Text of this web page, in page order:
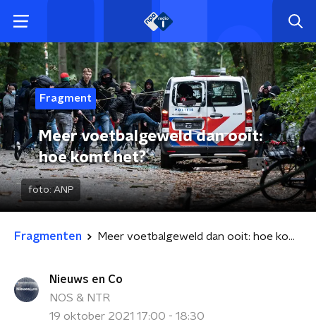
Fragment
Meer voetbalgeweld dan ooit:
hoe komt het?
foto: ANP
Fragmenten Meer voetbalgeweld dan ooit: hoe komt het?
Nieuws en Co
NOS & NTR
19 oktober 2021 17:00 - 18:30